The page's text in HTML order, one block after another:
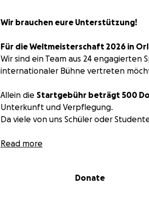
Wir brauchen eure Unterstützung!
Für die Weltmeisterschaft 2026 in
Wir sind ein Team aus 24
internationaler Bühne vertreten
Allein die Startgebühr beträgt 500
Unterkunft und Verpflegung.
Da viele von uns Schüler oder
Es geht nicht um große Beträge –
Hilf uns, Deutschland bei der WM zu
Read more
Donate